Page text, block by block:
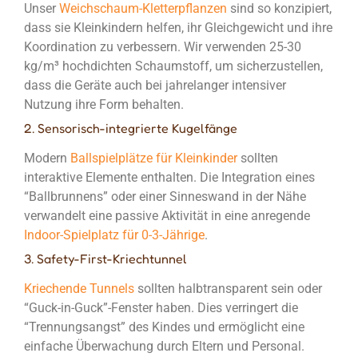
Unser Weichschaum-Kletterpflanzen sind so konzipiert,
dass sie Kleinkindern helfen, ihr Gleichgewicht und ihre
Koordination zu verbessern. Wir verwenden 25-30
kg/m³ hochdichten Schaumstoff, um sicherzustellen,
dass die Geräte auch bei jahrelanger intensiver
Nutzung ihre Form behalten.
2. Sensorisch-integrierte Kugelfänge
Modern Ballspielplätze für Kleinkindersollten
interaktive Elemente enthalten. Die Integration eines
“Ballbrunnens” oder einer Sinneswand in der Nähe
verwandelt eine passive Aktivität in eine anregende
Indoor-Spielplatz für 0-3-Jährige.
3. Safety-First-Kriechtunnel
Kriechende Tunnels sollten halbtransparent sein oder
“Guck-in-Guck”-Fenster haben. Dies verringert die
“Trennungsangst” des Kindes und ermöglicht eine
einfache Überwachung durch Eltern und Personal.